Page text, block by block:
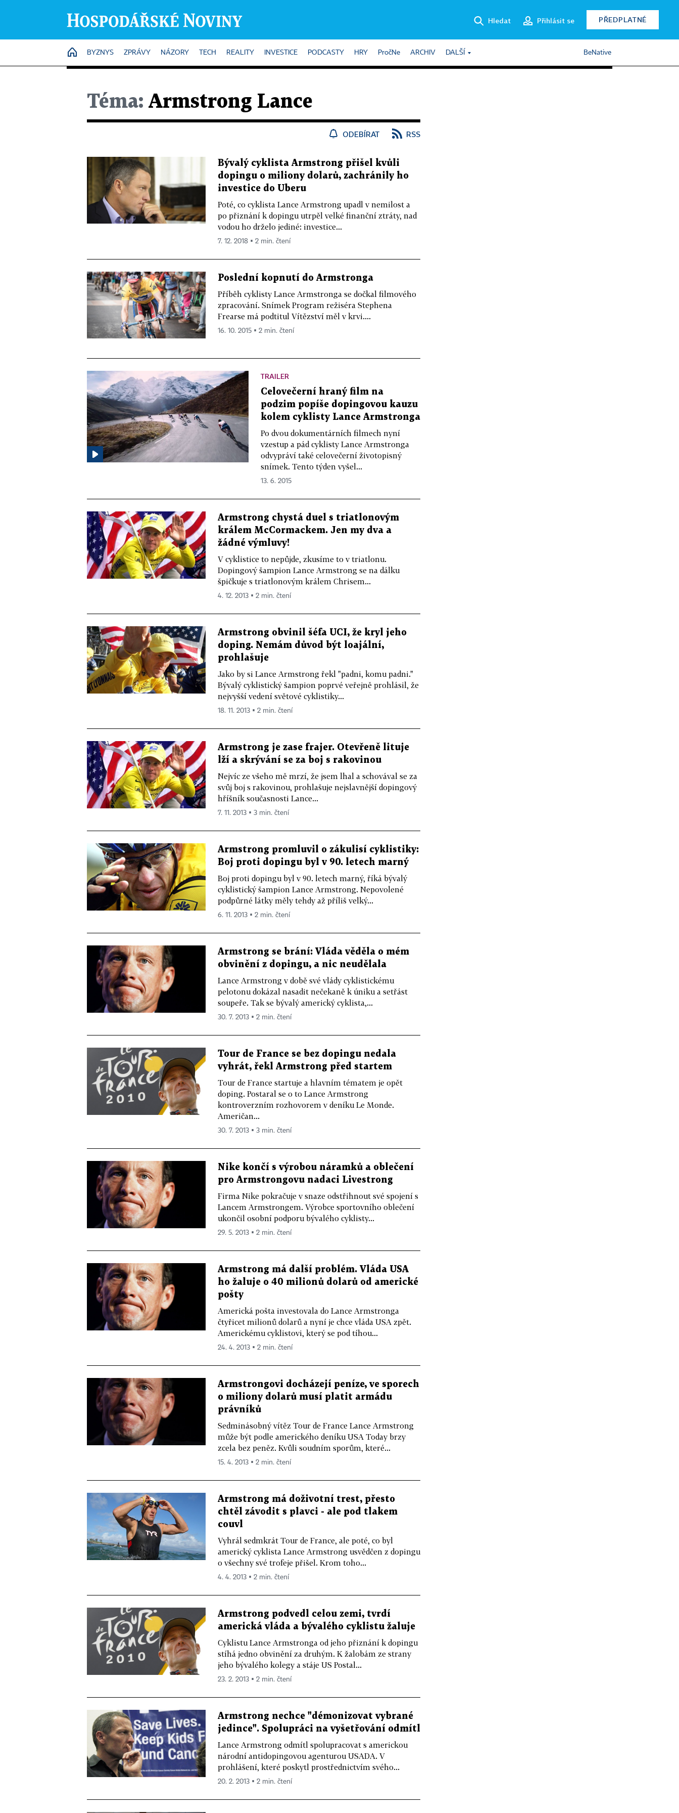
Hledat Přihlásit se PŘEDPLATNÉ
HOME
BYZNYS ZPRÁVY NÁZORY TECH REALITY INVESTICE PODCASTY HRY PročNe ARCHIV DALŠÍ BeNative
Téma: Armstrong Lance
ODEBÍRAT RSS
Bývalý cyklista Armstrong přišel kvůli
dopingu o miliony dolarů, zachránily ho
investice do Uberu
Poté, co cyklista Lance Armstrong upadl v nemilost a
po přiznání k dopingu utrpěl velké finanční ztráty, nad
vodou ho drželo jediné: investice...
7. 12. 2018 ▪ 2 min. čtení
Poslední kopnutí do Armstronga
Příběh cyklisty Lance Armstronga se dočkal filmového
zpracování. Snímek Program režiséra Stephena
Frearse má podtitul Vítězství měl v krvi....
16. 10. 2015 ▪ 2 min. čtení
TRAILER
Celovečerní hraný film na
podzim popíše dopingovou kauzu
kolem cyklisty Lance Armstronga
Po dvou dokumentárních filmech nyní
vzestup a pád cyklisty Lance Armstronga
odvypráví také celovečerní životopisný
snímek. Tento týden vyšel...
13. 6. 2015
Armstrong chystá duel s triatlonovým
králem McCormackem. Jen my dva a
žádné výmluvy!
V cyklistice to nepůjde, zkusíme to v triatlonu.
Dopingový šampion Lance Armstrong se na dálku
špičkuje s triatlonovým králem Chrisem...
4. 12. 2013 ▪ 2 min. čtení
Armstrong obvinil šéfa UCI, že kryl jeho
doping. Nemám důvod být loajální,
prohlašuje
Jako by si Lance Armstrong řekl "padni, komu padni."
Bývalý cyklistický šampion poprvé veřejně prohlásil, že
nejvyšší vedení světové cyklistiky...
18. 11. 2013 ▪ 2 min. čtení
Armstrong je zase frajer. Otevřeně lituje
lží a skrývání se za boj s rakovinou
Nejvíc ze všeho mě mrzí, že jsem lhal a schovával se za
svůj boj s rakovinou, prohlašuje nejslavnější dopingový
hříšník současnosti Lance...
7. 11. 2013 ▪ 3 min. čtení
Armstrong promluvil o zákulisí cyklistiky:
Boj proti dopingu byl v 90. letech marný
Boj proti dopingu byl v 90. letech marný, říká bývalý
cyklistický šampion Lance Armstrong. Nepovolené
podpůrné látky měly tehdy až příliš velký...
6. 11. 2013 ▪ 2 min. čtení
Armstrong se brání: Vláda věděla o mém
obvinění z dopingu, a nic neudělala
Lance Armstrong v době své vlády cyklistickému
pelotonu dokázal nasadit nečekaně k úniku a setřást
soupeře. Tak se bývalý americký cyklista,...
30. 7. 2013 ▪ 2 min. čtení
Tour de France se bez dopingu nedala
vyhrát, řekl Armstrong před startem
Tour de France startuje a hlavním tématem je opět
doping. Postaral se o to Lance Armstrong
kontroverzním rozhovorem v deníku Le Monde.
Američan...
30. 7. 2013 ▪ 3 min. čtení
Nike končí s výrobou náramků a oblečení
pro Armstrongovu nadaci Livestrong
Firma Nike pokračuje v snaze odstřihnout své spojení s
Lancem Armstrongem. Výrobce sportovního oblečení
ukončil osobní podporu bývalého cyklisty...
29. 5. 2013 ▪ 2 min. čtení
Armstrong má další problém. Vláda USA
ho žaluje o 40 milionů dolarů od americké
pošty
Americká pošta investovala do Lance Armstronga
čtyřicet milionů dolarů a nyní je chce vláda USA zpět.
Americkému cyklistovi, který se pod tíhou...
24. 4. 2013 ▪ 2 min. čtení
Armstrongovi docházejí peníze, ve sporech
o miliony dolarů musí platit armádu
právníků
Sedminásobný vítěz Tour de France Lance Armstrong
může být podle amerického deníku USA Today brzy
zcela bez peněz. Kvůli soudním sporům, které...
15. 4. 2013 ▪ 2 min. čtení
Armstrong má doživotní trest, přesto
chtěl závodit s plavci - ale pod tlakem
couvl
Vyhrál sedmkrát Tour de France, ale poté, co byl
americký cyklista Lance Armstrong usvědčen z dopingu
o všechny své trofeje přišel. Krom toho...
4. 4. 2013 ▪ 2 min. čtení
Armstrong podvedl celou zemi, tvrdí
americká vláda a bývalého cyklistu žaluje
Cyklistu Lance Armstronga od jeho přiznání k dopingu
stíhá jedno obvinění za druhým. K žalobám ze strany
jeho bývalého kolegy a stáje US Postal...
23. 2. 2013 ▪ 2 min. čtení
Armstrong nechce "démonizovat vybrané
jedince". Spolupráci na vyšetřování odmítl
Lance Armstrong odmítl spolupracovat s americkou
národní antidopingovou agenturou USADA. V
prohlášení, které poskytl prostřednictvím svého...
20. 2. 2013 ▪ 2 min. čtení